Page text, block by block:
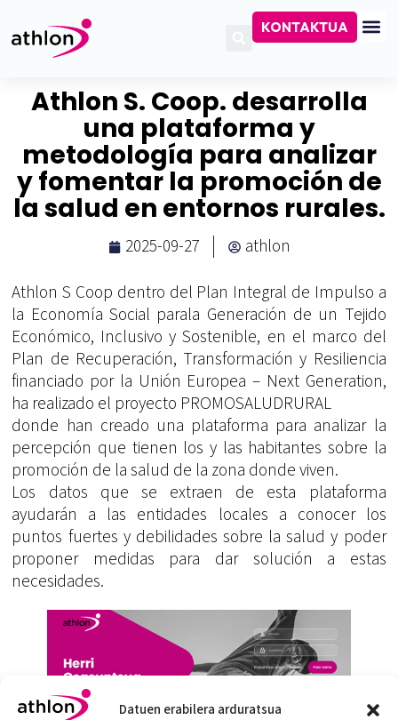
Datuen erabilera arduratsua
KONTAKTUA
Athlon S. Coop. desarrolla
una plataforma y
metodología para analizar
y fomentar la promoción de
la salud en entornos rurales.
2025-09-27
athlon
Athlon S Coop dentro del Plan Integral de Impulso a
la Economía Social parala Generación de un Tejido
Económico, Inclusivo y Sostenible, en el marco del
Plan de Recuperación, Transformación y Resiliencia
financiado por la Unión Europea – Next Generation,
ha realizado el proyecto PROMOSALUDRURAL
donde han creado una plataforma para analizar la
percepción que tienen los y las habitantes sobre la
promoción de la salud de la zona donde viven.
Los datos que se extraen de esta plataforma
ayudarán a las entidades locales a conocer los
puntos fuertes y debilidades sobre la salud y poder
proponer medidas para dar solución a estas
necesidades.